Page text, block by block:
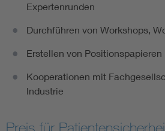
Expertenrunden
Durchführen von Workshops,
Erstellen von Positionspapieren
Kooperationen mit
Industrie